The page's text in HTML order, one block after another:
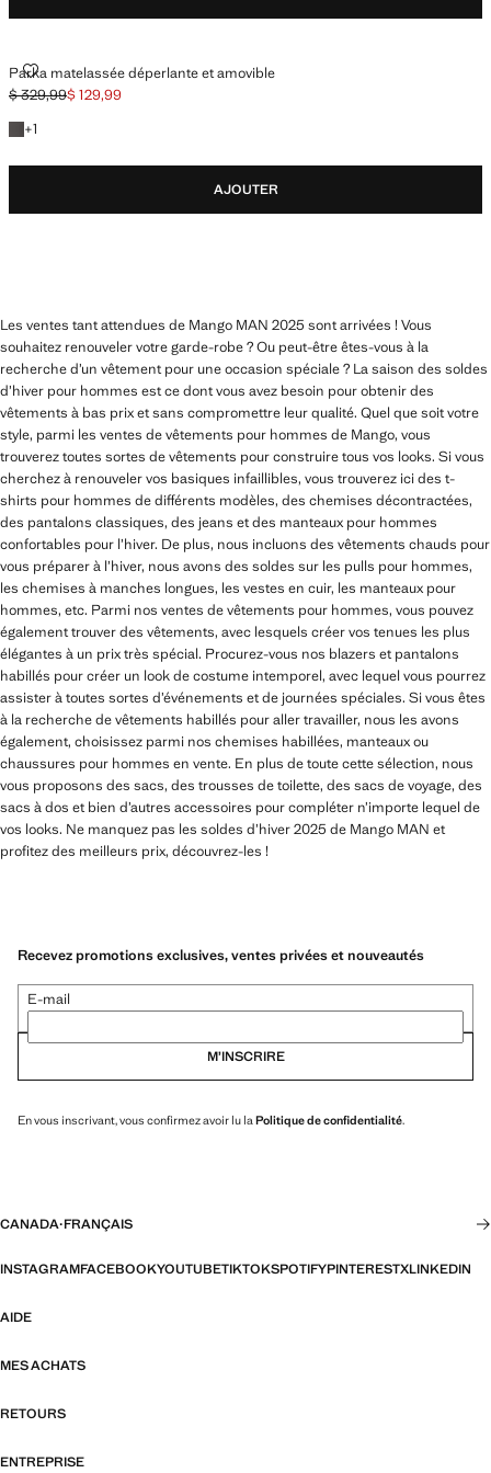
Parka matelassée déperlante et amovible
PARKA MATELASSÉE DÉPERLANTE ET AMOVIBLE
Prix initial barré [$ 329,99 ]
$ 329,99
Prix actuel [$ 129,99 ]
$ 129,99
+1
+1 couleur
AJOUTER
Les ventes tant attendues de Mango MAN 2025 sont arrivées ! Vous
souhaitez renouveler votre garde-robe ? Ou peut-être êtes-vous à la
recherche d’un vêtement pour une occasion spéciale ? La saison des soldes
d’hiver pour hommes est ce dont vous avez besoin pour obtenir des
vêtements à bas prix et sans compromettre leur qualité. Quel que soit votre
style, parmi les ventes de vêtements pour hommes de Mango, vous
trouverez toutes sortes de vêtements pour construire tous vos looks. Si vous
cherchez à renouveler vos basiques infaillibles, vous trouverez ici des t-
shirts pour hommes de différents modèles, des chemises décontractées,
des pantalons classiques, des jeans et des manteaux pour hommes
confortables pour l’hiver. De plus, nous incluons des vêtements chauds pour
vous préparer à l’hiver, nous avons des soldes sur les pulls pour hommes,
les chemises à manches longues, les vestes en cuir, les manteaux pour
hommes, etc. Parmi nos ventes de vêtements pour hommes, vous pouvez
également trouver des vêtements, avec lesquels créer vos tenues les plus
élégantes à un prix très spécial. Procurez-vous nos blazers et pantalons
habillés pour créer un look de costume intemporel, avec lequel vous pourrez
assister à toutes sortes d’événements et de journées spéciales. Si vous êtes
à la recherche de vêtements habillés pour aller travailler, nous les avons
également, choisissez parmi nos chemises habillées, manteaux ou
chaussures pour hommes en vente. En plus de toute cette sélection, nous
vous proposons des sacs, des trousses de toilette, des sacs de voyage, des
sacs à dos et bien d’autres accessoires pour compléter n’importe lequel de
vos looks. Ne manquez pas les soldes d’hiver 2025 de Mango MAN et
profitez des meilleurs prix, découvrez-les !
Recevez promotions exclusives, ventes privées et nouveautés
E-mail
M’INSCRIRE
En vous inscrivant, vous confirmez avoir lu la Politique de confidentialité.
CANADA·FRANÇAIS
INSTAGRAMFACEBOOKYOUTUBETIKTOKSPOTIFYPINTERESTXLINKEDIN
AIDE
MES ACHATS
RETOURS
ENTREPRISE